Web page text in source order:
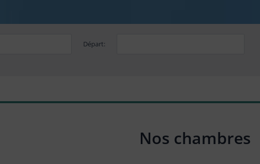
Départ:
Nos chambres